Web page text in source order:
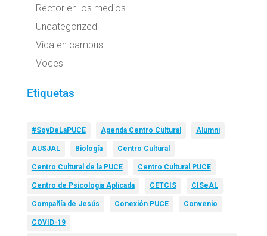
Rector en los medios
Uncategorized
Vida en campus
Voces
Etiquetas
#SoyDeLaPUCE Agenda Centro Cultural Alumni
AUSJAL Biología Centro Cultural
Centro Cultural de la PUCE Centro Cultural PUCE
Centro de Psicología Aplicada CETCIS CISeAL
Compañía de Jesús Conexión PUCE Convenio
COVID-19